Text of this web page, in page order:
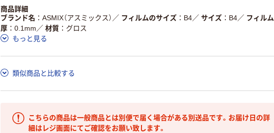
商品詳細
ブランド名
ASMIX（アスミックス） ／ フィルムのサイズ B4／ サイズ B4／ フィルム
厚
0.1mm ／ 材質
グロス
もっと見る
類似商品と比較する
こちらの商品は一般商品とは別便で届く場合がある別送品です。お届け日の詳
細はレジ画面にてご確認をお願い致します。